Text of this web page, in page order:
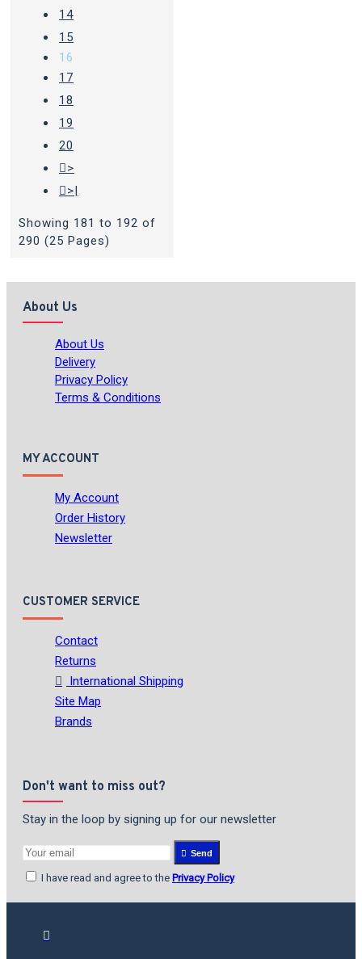
14
15
16
17
18
19
20
>
>|
Showing 181 to 192 of
290 (25 Pages)
About Us
About Us
Delivery
Privacy Policy
Terms & Conditions
MY ACCOUNT
My Account
Order History
Newsletter
CUSTOMER SERVICE
Contact
Returns
International Shipping
Site Map
Brands
Don't want to miss out?
Stay in the loop by signing up for our newsletter
Send
I have read and agree to the Privacy Policy